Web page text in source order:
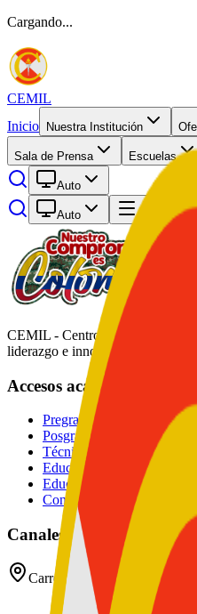
Cargando...
CEMIL
Inicio
Nuestra Institución
Sala de Prensa Escuelas
Auto
Auto Abrir menú
CEMIL - Centro de Educación
liderazgo e innovación
Accesos académicos
Pregrados
Posgrados
Técnico
Educación Continuada
Educación Militar
Convocatoria de Docentes
Canales oficiales
Carrera 54 No 26 - 25 CAN,